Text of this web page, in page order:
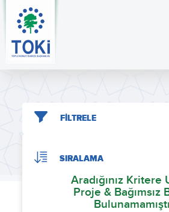
FİLTRELE
SIRALAMA
Aradığınız Kritere
Proje & Bağımsız